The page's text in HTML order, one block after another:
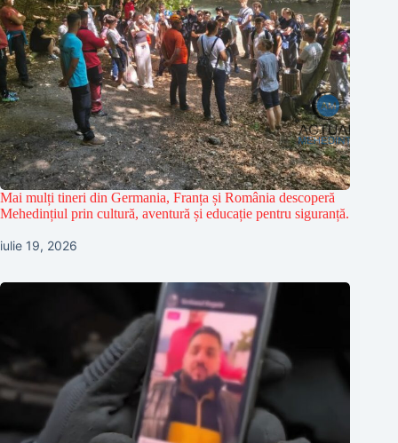
Mai mulți tineri din Germania, Franța și România descoperă
Mehedințiul prin cultură, aventură și educație pentru siguranță.
iulie 19, 2026